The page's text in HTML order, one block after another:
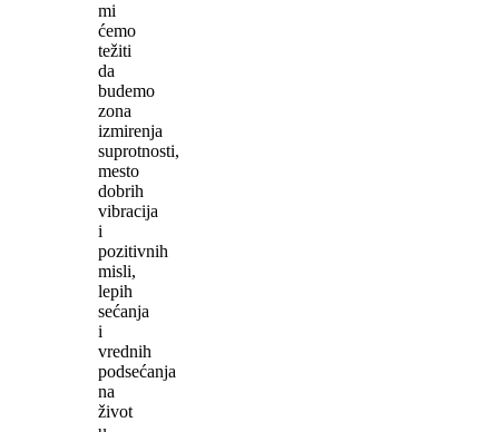
mi
ćemo
težiti
da
budemo
zona
izmirenja
suprotnosti,
mesto
dobrih
vibracija
i
pozitivnih
misli,
lepih
sećanja
i
vrednih
podsećanja
na
život